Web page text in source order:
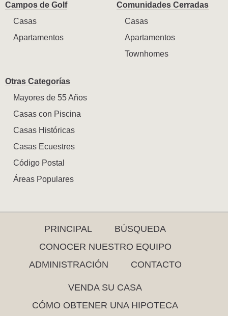
Campos de Golf
Casas
Apartamentos
Comunidades Cerradas
Casas
Apartamentos
Townhomes
Otras Categorías
Mayores de 55 Años
Casas con Piscina
Casas Históricas
Casas Ecuestres
Código Postal
Áreas Populares
PRINCIPAL
BÚSQUEDA
CONOCER NUESTRO EQUIPO
ADMINISTRACIÓN
CONTACTO
VENDA SU CASA
CÓMO OBTENER UNA HIPOTECA